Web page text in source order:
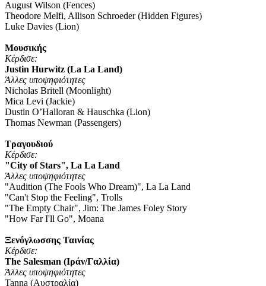
August Wilson (Fences)
Theodore Melfi, Allison Schroeder (Hidden Figures)
Luke Davies (Lion)
Μουσικής
Κέρδισε:
Justin Hurwitz (La La Land)
Άλλες υποψηφιότητες
Nicholas Britell (Moonlight)
Mica Levi (Jackie)
Dustin O’Halloran & Hauschka (Lion)
Thomas Newman (Passengers)
Τραγουδιού
Κέρδισε:
"City of Stars", La La Land
Άλλες υποψηφιότητες
"Audition (The Fools Who Dream)", La La Land
"Can't Stop the Feeling", Trolls
"The Empty Chair", Jim: The James Foley Story
"How Far I'll Go", Moana
Ξενόγλωσσης Ταινίας
Κέρδισε:
The Salesman (Ιράν/Γαλλία)
Άλλες υποψηφιότητες
Tanna (Αυστραλία)